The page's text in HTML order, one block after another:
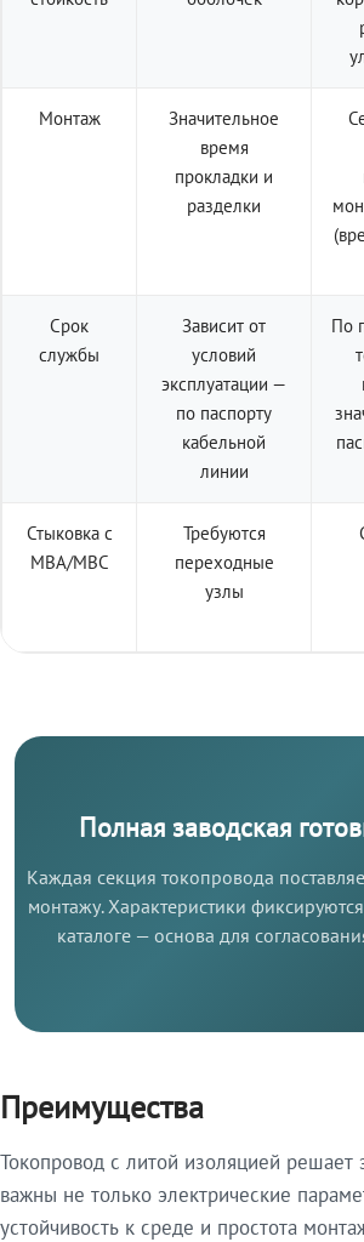
Монтаж
Значительное
время
прокладки и
разделки
Срок
службы
Зависит от
условий
эксплуатации —
по паспорту
кабельной
линии
По
Стыковка с
МВА/МВС
Требуются
переходные
узлы
Полная заводская
Каждая секция токопровода
монтажу. Характеристики
каталоге — основа для
Преимущества
Токопровод с литой изоляцией решает
важны не только электрические
устойчивость к среде и простота